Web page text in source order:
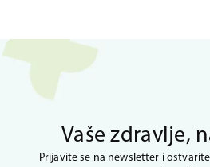
Vaše zdravlje,
Prijavite se na newsletter i ostvarite